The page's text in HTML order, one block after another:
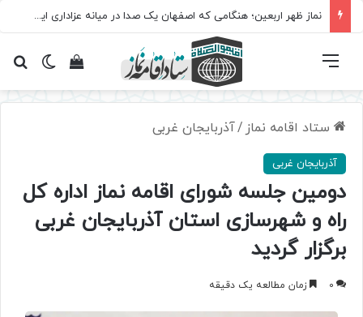
نماز ظهر اربعین؛ هنگامی که اصفهان یک صدا در میانه عزاداری ایستاد
تغییرمشاهده فهرست
ستاد اقامه نماز /آذربایجان غربی
آذربایجان غربی
دومین جلسه شورای اقامه نماز اداره کل
راه و شهرسازی استان آذربایجان غربی
برگزار گردید
0 زمان مطالعه یک دقیقه